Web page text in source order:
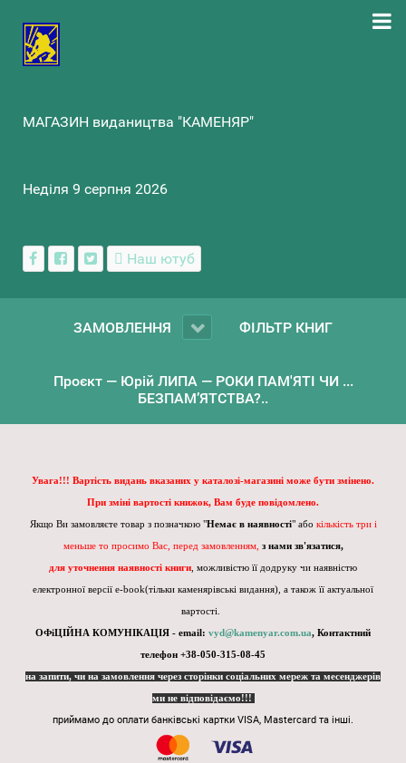
МАГАЗИН видаництва "КАМЕНЯР"
Неділя 9 серпня 2026
Наш ютуб
ЗАМОВЛЕННЯ ФІЛЬТР КНИГ
Проєкт — Юрій ЛИПА — РОКИ ПАМ'ЯТІ ЧИ ...
БЕЗПАМ’ЯТСТВА?..
Увага!!! Вартість видань вказаних у каталозі-магазині може бути змінено.
При зміні вартості книжок, Вам буде повідомлено.
Якщо Ви замовляєте товар з позначкою "Немає в наявності" або кількість три і
меньше то просимо Вас, перед замовленням, з нами зв'язатися,
для уточнення наявності книги , можливістю її додруку чи наявністю
електронної версії e-book(тільки каменярівські видання), а також її актуальної
вартості.
ОФіЦІЙНА КОМУНІКАЦІЯ - email: vyd@kamenyar.com.ua, Контактний
телефон +38-050-315-08-45
на запити, чи на замовлення через сторінки соціальних мереж та месенджерів
ми не відповідаємо!!!
приймамо до оплати банківські картки VISA, Mastercard та інші.